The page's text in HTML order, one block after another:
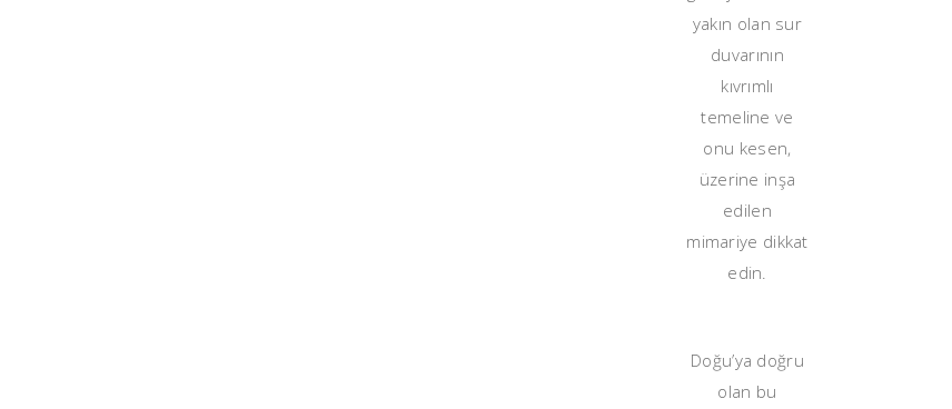
yakın olan sur
duvarının
kıvrımlı
temeline ve
onu kesen,
üzerine inşa
edilen
mimariye dikkat
edin.
Doğu’ya doğru
olan bu